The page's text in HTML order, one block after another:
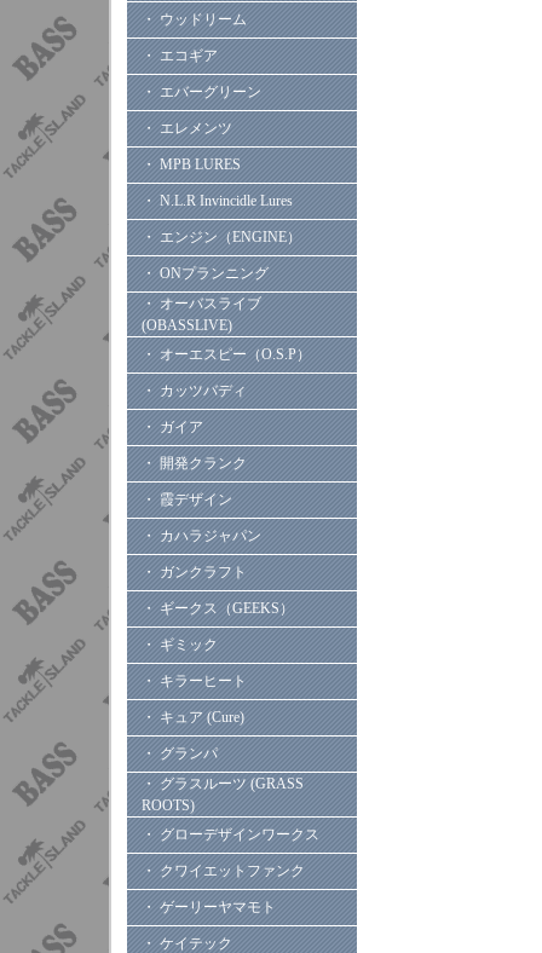
・ ウッドリーム
・ エコギア
・ エバーグリーン
・ エレメンツ
・ MPB LURES
・ N.L.R Invincidle Lures
・ エンジン（ENGINE）
・ ONプランニング
・ オーバスライブ
(OBASSLIVE)
・ オーエスピー（O.S.P）
・ カッツバディ
・ ガイア
・ 開発クランク
・ 霞デザイン
・ カハラジャパン
・ ガンクラフト
・ ギークス（GEEKS）
・ ギミック
・ キラーヒート
・ キュア (Cure)
・ グランパ
・ グラスルーツ (GRASS
ROOTS)
・ グローデザインワークス
・ クワイエットファンク
・ ゲーリーヤマモト
・ ケイテック